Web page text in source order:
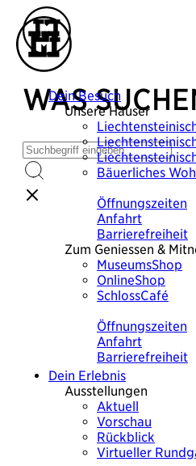
Dein Besuch
Unsere Häuser
Bäuerliches
Öffnungszeiten
Anfahrt
Barrierefreiheit
Zum Geniessen &
MuseumsShop
OnlineShop
SchlossCafé
Öffnungszeiten
Anfahrt
Barrierefreiheit
Dein Erlebnis
Ausstellungen
Aktuell
Vorschau
Rückblick
Virtueller
WAS